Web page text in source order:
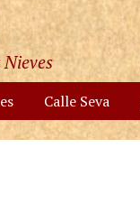
Calle Seva